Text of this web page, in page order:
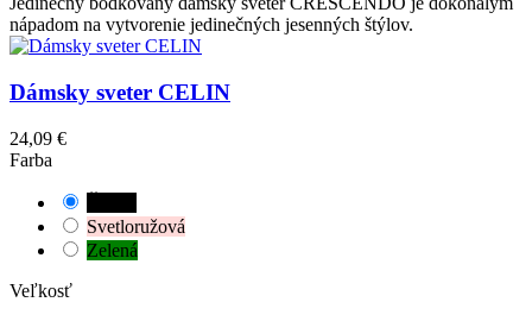
nápadom na vytvorenie jedinečných jesenných štýlov.
Dámsky sveter CELIN
24,09 €
Farba
Svetloružová
Zelená
Veľkosť